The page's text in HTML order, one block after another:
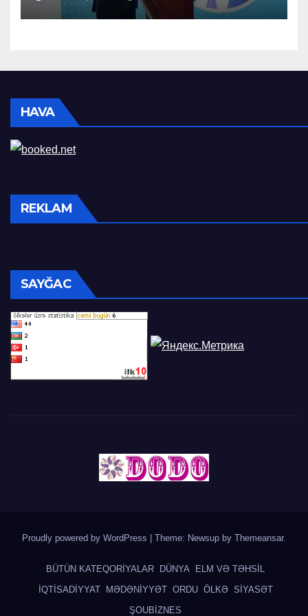
HAVA
REKLAM
SAYĞAC
Proudly powered by WordPress Theme: Newsup by Themeansar.
BÜTÜN KATEQORİYALAR DÜNYA
ELM VƏ TƏHSİL
İQTİSADİYYAT
MƏDƏNİYYƏT ORDU ÖLKƏ SİYASƏT
ŞOUBİZNES